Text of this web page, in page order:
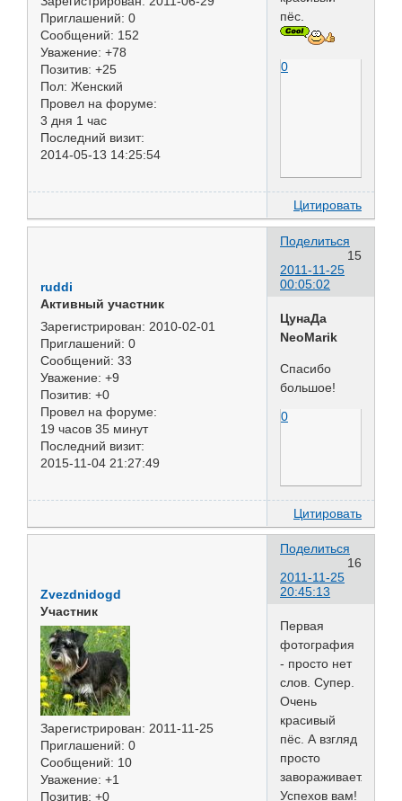
Приглашений: 0
Сообщений: 152
Уважение: +78
Позитив: +25
Пол: Женский
Провел на форуме:
3 дня 1 час
Последний визит:
2014-05-13 14:25:54
пёс.
0
Цитировать
Поделиться
15
2011-11-25
00:05:02
ruddi
Активный участник
Зарегистрирован: 2010-02-01
Приглашений: 0
Сообщений: 33
Уважение: +9
Позитив: +0
Провел на форуме:
19 часов 35 минут
Последний визит:
2015-11-04 21:27:49
ЦунаДа
NeoMarik
Спасибо
большое!
0
Цитировать
Поделиться
16
2011-11-25
20:45:13
Zvezdnidogd
Участник
Зарегистрирован: 2011-11-25
Приглашений: 0
Сообщений: 10
Уважение: +1
Позитив: +0
Первая
фотография
- просто нет
слов. Супер.
Очень
красивый
пёс. А взгляд
просто
завораживает.
Успехов вам!